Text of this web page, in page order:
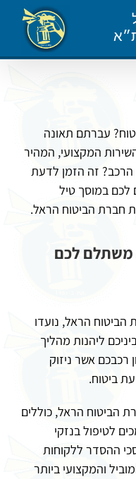
עברתם תאונה
המקצועי, המהיר
הרכב? זה הזמן לדעת
לכם במוסך טיל
חברת הביטוח הראל.
משתלם לכם
הראל, נועדו
ליהנות מהליך
רכבכם אשר ניזוק
ביטוח.
הביטוח הראל, כוללים
לטיפול בנזקי
ההסדר ללקוחות
והמקצועי ביותר